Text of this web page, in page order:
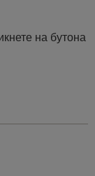
на бутона